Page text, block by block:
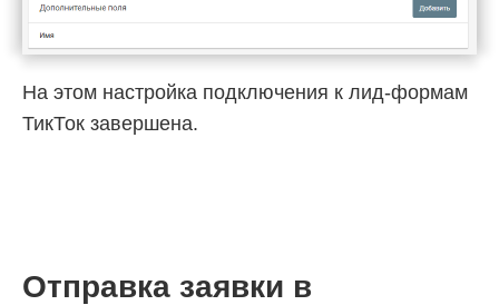
На этом настройка подключения к лид-формам
ТикТок завершена.
Отправка заявки в